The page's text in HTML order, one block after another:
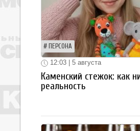
ПЕРСОНА
12:03 | 5 августа
Каменский стежок: как
реальность